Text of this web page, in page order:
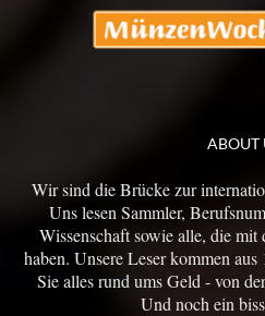
ABOUT
Wir sind die Brücke zur
Uns lesen Sammler,
Wissenschaft sowie alle, die
haben. Unsere Leser kommen
Sie alles rund ums Geld - von
Und noch ein